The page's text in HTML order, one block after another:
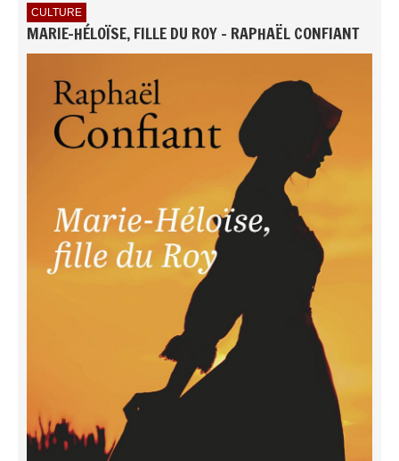
CULTURE
MARIE-HÉLOÏSE, FILLE DU ROY - RAPHAËL CONFIANT